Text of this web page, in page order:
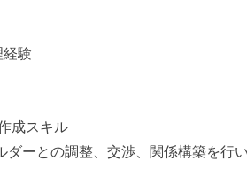
験
成スキル
ーとの調整、交渉、関係構築を行